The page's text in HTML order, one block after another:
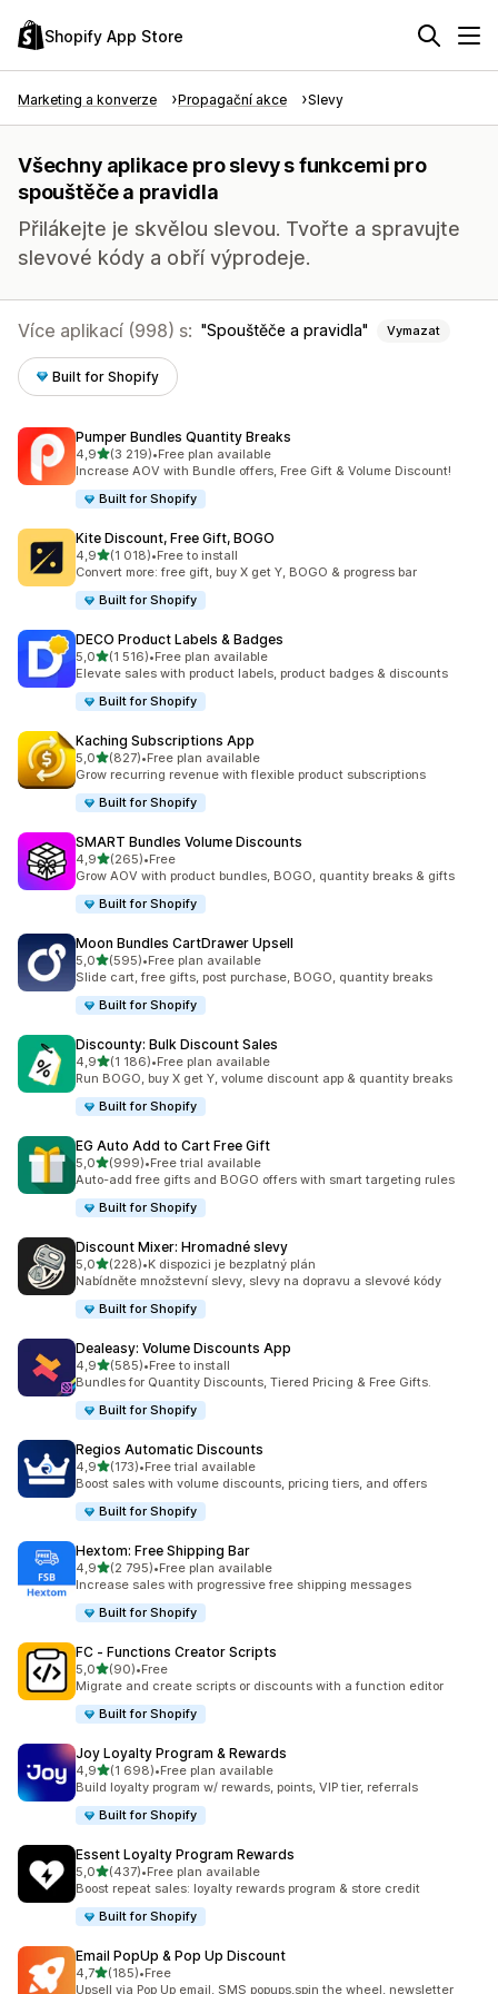
Shopify App Store
Marketing a konverze Propagační akce Slevy
Všechny aplikace pro slevy s funkcemi pro
spouštěče a pravidla
Přilákejte je skvělou slevou. Tvořte a spravujte
slevové kódy a obří výprodeje.
Více aplikací (998) s: Spouštěče a pravidla Vymazat
Built for Shopify
Pumper Bundles Quantity Breaks
4,9z 5 hvězd
(3 219)
Celkový počet recenzí: 3219
•Free plan available
Increase AOV with Bundle offers, Free Gift & Volume Discount!
Built for Shopify
Kite Discount, Free Gift, BOGO
4,9z 5 hvězd
(1 018)
Celkový počet recenzí: 1018
•Free to install
Convert more: free gift, buy X get Y, BOGO & progress bar
Built for Shopify
DECO Product Labels & Badges
5,0z 5 hvězd
(1 516)
Celkový počet recenzí: 1516
•Free plan available
Elevate sales with product labels, product badges & discounts
Built for Shopify
Kaching Subscriptions App
5,0z 5 hvězd
(827)
Celkový počet recenzí: 827
•Free plan available
Grow recurring revenue with flexible product subscriptions
Built for Shopify
SMART Bundles Volume Discounts
4,9z 5 hvězd
(265)
Celkový počet recenzí: 265
•Free
Grow AOV with product bundles, BOGO, quantity breaks & gifts
Built for Shopify
Moon Bundles CartDrawer Upsell
5,0z 5 hvězd
(595)
Celkový počet recenzí: 595
•Free plan available
Slide cart, free gifts, post purchase, BOGO, quantity breaks
Built for Shopify
Discounty: Bulk Discount Sales
4,9z 5 hvězd
(1 186)
Celkový počet recenzí: 1186
•Free plan available
Run BOGO, buy X get Y, volume discount app & quantity breaks
Built for Shopify
EG Auto Add to Cart Free Gift
5,0z 5 hvězd
(999)
Celkový počet recenzí: 999
•Free trial available
Auto-add free gifts and BOGO offers with smart targeting rules
Built for Shopify
Discount Mixer: Hromadné slevy
5,0z 5 hvězd
(228)
Celkový počet recenzí: 228
•K dispozici je bezplatný plán
Nabídněte množstevní slevy, slevy na dopravu a slevové kódy
Built for Shopify
Dealeasy: Volume Discounts App
4,9z 5 hvězd
(585)
Celkový počet recenzí: 585
•Free to install
Bundles for Quantity Discounts, Tiered Pricing & Free Gifts.
Built for Shopify
Regios Automatic Discounts
4,9z 5 hvězd
(173)
Celkový počet recenzí: 173
•Free trial available
Boost sales with volume discounts, pricing tiers, and offers
Built for Shopify
Hextom: Free Shipping Bar
4,9z 5 hvězd
(2 795)
Celkový počet recenzí: 2795
•Free plan available
Increase sales with progressive free shipping messages
Built for Shopify
FC ‑ Functions Creator Scripts
5,0z 5 hvězd
(90)
Celkový počet recenzí: 90
•Free
Migrate and create scripts or discounts with a function editor
Built for Shopify
Joy Loyalty Program & Rewards
4,9z 5 hvězd
(1 698)
Celkový počet recenzí: 1698
•Free plan available
Build loyalty program w/ rewards, points, VIP tier, referrals
Built for Shopify
Essent Loyalty Program Rewards
5,0z 5 hvězd
(437)
Celkový počet recenzí: 437
•Free plan available
Boost repeat sales: loyalty rewards program & store credit
Built for Shopify
Email PopUp & Pop Up Discount
4,7z 5 hvězd
(185)
Celkový počet recenzí: 185
•Free
Upsell via Pop Up email, SMS popups,spin the wheel, newsletter